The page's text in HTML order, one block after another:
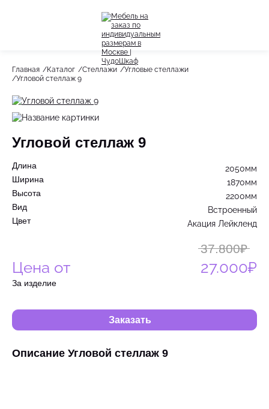
Стеллажи
Гардеробные системы
Детское
Главная Каталог Стеллажи
Угловые стеллажи
Угловой стеллаж 9
Угловой стеллаж 9
Длина
2050мм
Ширина
1870мм
Высота
2200мм
Вид
Встроенный
Цвет
Акация Лейкленд
Цена от
37.800₽
27.000₽
За изделие
Заказать
Описание Угловой стеллаж 9